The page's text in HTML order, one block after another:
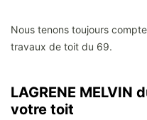
Nous tenons toujours
travaux de toit du 69.
LAGRENE
votre toit